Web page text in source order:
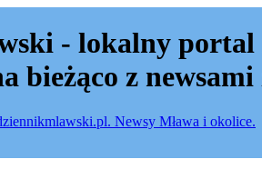
- lokalny
bieżąco z